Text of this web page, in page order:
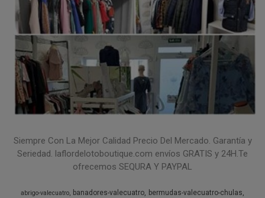
Siempre Con La Mejor Calidad Precio Del Mercado. Garantía y
Seriedad. laflordelotoboutique.com envíos GRATIS y 24H.Te
ofrecemos SEQURA Y PAYPAL
abrigo-valecuatro banadores-valecuatro bermudas-valecuatro-chulas